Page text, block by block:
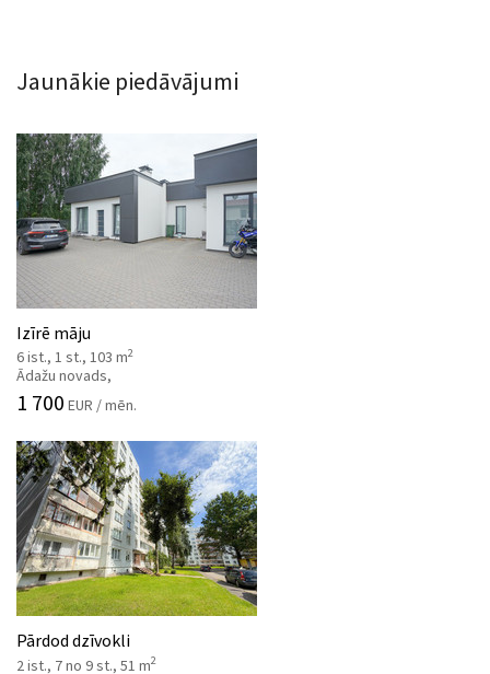
Jaunākie piedāvājumi
Izīrē māju
6 ist., 1 st., 103 m2
Ādažu novads,
1 700 EUR / mēn.
Pārdod dzīvokli
2 ist., 7 no 9 st., 51 m2